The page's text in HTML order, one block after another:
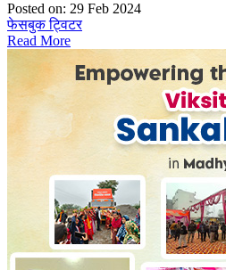
Posted on: 29 Feb 2024
फेसबुकट्विटर
Read More